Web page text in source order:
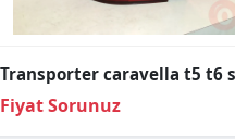
Fiyat Sorunuz